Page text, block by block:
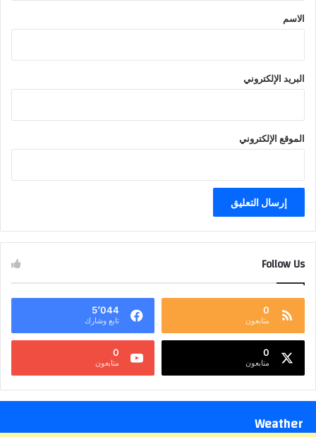
*
الاسم
البريد الإلكتروني
الموقع الإلكتروني
Follow Us
0
متابعون
5٬044
تابع وشارك
0
متابعون
0
متابعون
Weather